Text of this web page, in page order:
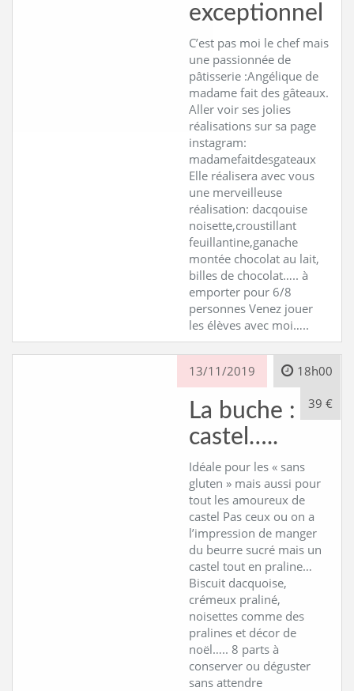
exceptionnel
C’est pas moi le chef mais
une passionnée de
pâtisserie :Angélique de
madame fait des gâteaux.
Aller voir ses jolies
réalisations sur sa page
instagram:
madamefaitdesgateaux
Elle réalisera avec vous
une merveilleuse
réalisation: dacqouise
noisette,croustillant
feuillantine,ganache
montée chocolat au lait,
billes de chocolat….. à
emporter pour 6/8
personnes Venez jouer
les élèves avec moi…..
13/11/2019 18h00
39 €
La buche : el
castel…..
Idéale pour les « sans
gluten » mais aussi pour
tout les amoureux de
castel Pas ceux ou on a
l’impression de manger
du beurre sucré mais un
castel tout en praline…
Biscuit dacquoise,
crémeux praliné,
noisettes comme des
pralines et décor de
noël….. 8 parts à
conserver ou déguster
sans attendre